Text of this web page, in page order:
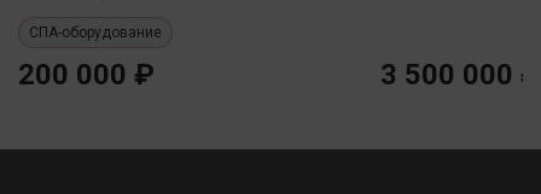
СПА-оборудование
200 000 ₽ 3 500 000 ₽